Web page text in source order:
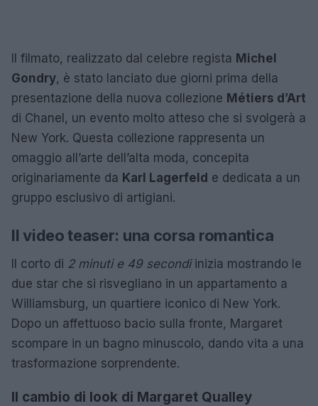
Il filmato, realizzato dal celebre regista Michel
Gondry, è stato lanciato due giorni prima della
presentazione della nuova collezione Métiers d’Art
di Chanel, un evento molto atteso che si svolgerà a
New York. Questa collezione rappresenta un
omaggio all’arte dell’alta moda, concepita
originariamente da Karl Lagerfeld e dedicata a un
gruppo esclusivo di artigiani.
Il video teaser: una corsa romantica
Il corto di 2 minuti e 49 secondiinizia mostrando le
due star che si risvegliano in un appartamento a
Williamsburg, un quartiere iconico di New York.
Dopo un affettuoso bacio sulla fronte, Margaret
scompare in un bagno minuscolo, dando vita a una
trasformazione sorprendente.
Il cambio di look di Margaret Qualley